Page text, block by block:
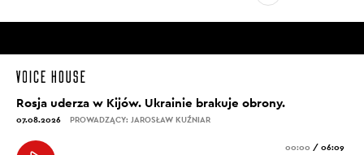
Rosja uderza w Kijów. Ukrainie brakuje obrony.
07.08.2026 PROWADZĄCY: JAROSŁAW KUŹNIAR
00:00 / 06:09